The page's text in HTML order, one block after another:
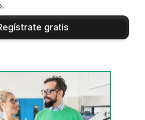
gratis